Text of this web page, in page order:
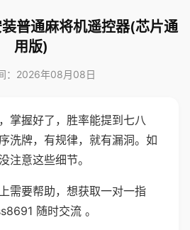
普通麻将机遥控器(芯片通
用版)
：2026年08月08日
掌握好了，胜率能提到七八
洗牌，有规律，就有漏洞。如
注意这些细节。
需要帮助，想获取一对一指
随时交流 。